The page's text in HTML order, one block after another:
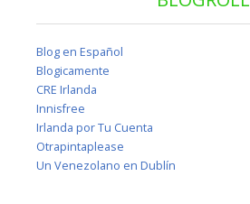
Blog en Español
Blogicamente
CRE Irlanda
Innisfree
Irlanda por Tu Cuenta
Otrapintaplease
Un Venezolano en Dublín